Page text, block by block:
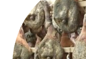
cosa CUCINARE
dove ANDARE